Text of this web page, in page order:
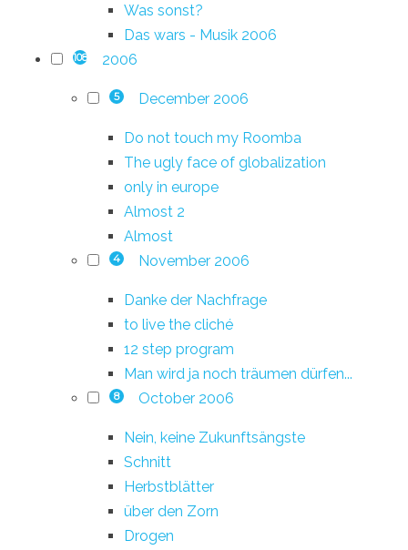
Was sonst?
Das wars - Musik 2006
108 2006
5 December 2006
Do not touch my Roomba
The ugly face of globalization
only in europe
Almost 2
Almost
4 November 2006
Danke der Nachfrage
to live the cliché
12 step program
Man wird ja noch träumen dürfen...
8 October 2006
Nein, keine Zukunftsängste
Schnitt
Herbstblätter
über den Zorn
Drogen